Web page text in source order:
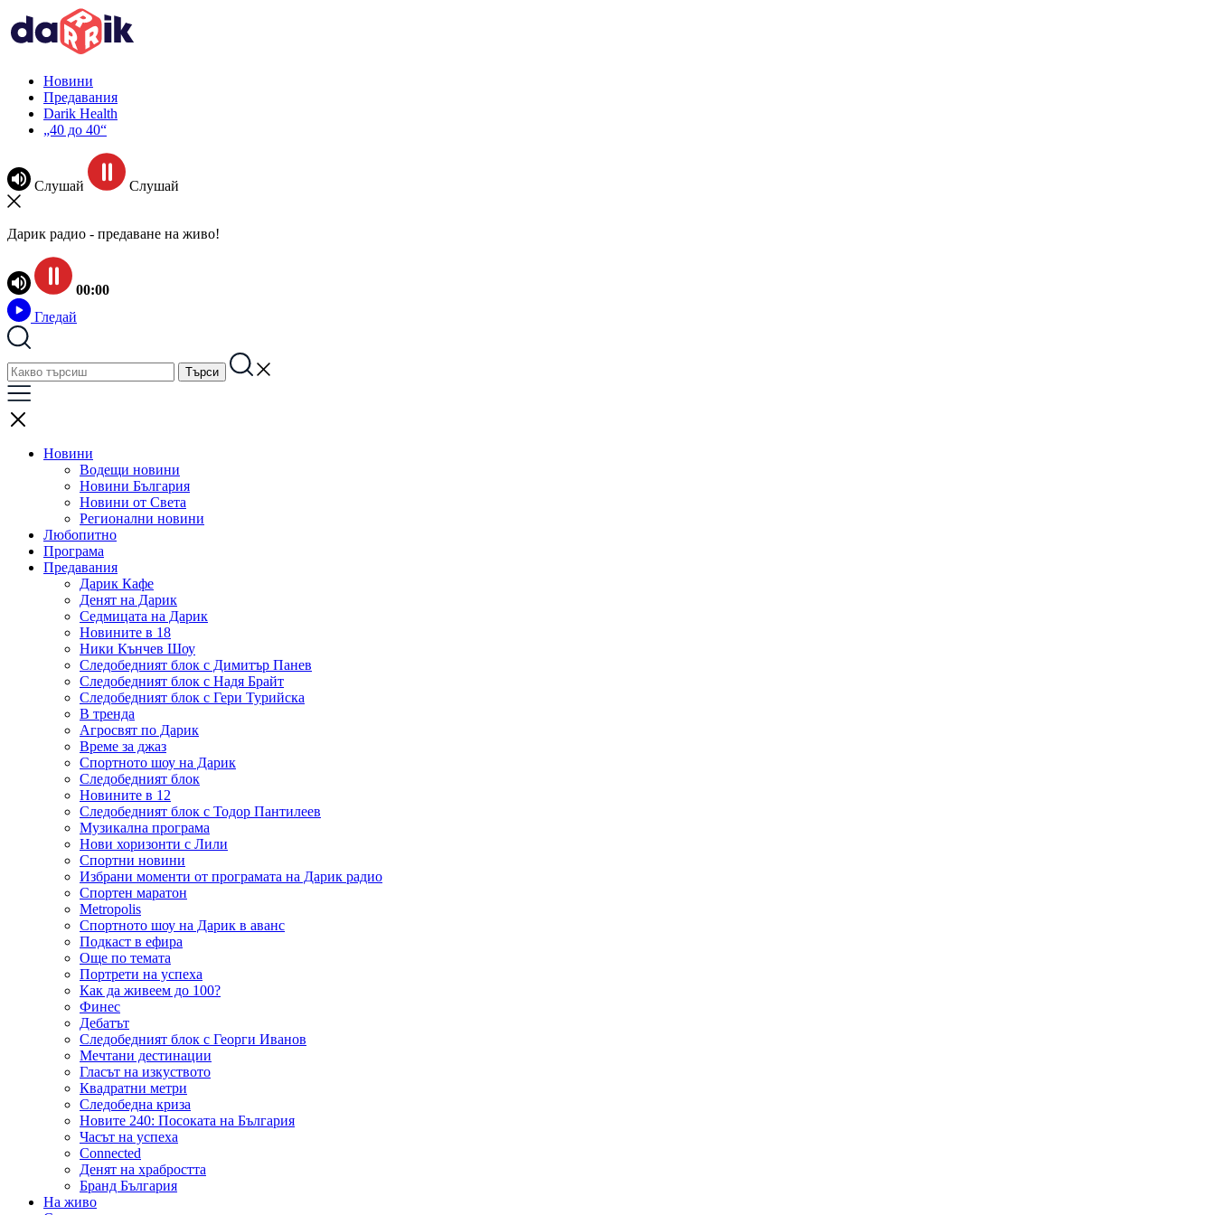
Новини
Предавания
Darik Health
„40 до 40“
Слушай Слушай
Дарик радио - предаване на живо!
00:00
Гледай
Новини
Водещи новини
Новини България
Новини от Света
Регионални новини
Любопитно
Програма
Предавания
Дарик Кафе
Денят на Дарик
Седмицата на Дарик
Новините в 18
Ники Кънчев Шоу
Следобедният блок с Димитър Панев
Следобедният блок с Надя Брайт
Следобедният блок с Гери Турийска
В тренда
Агросвят по Дарик
Време за джаз
Спортното шоу на Дарик
Следобедният блок
Новините в 12
Следобедният блок с Тодор Пантилеев
Музикална програма
Нови хоризонти с Лили
Спортни новини
Избрани моменти от програмата на Дарик радио
Спортен маратон
Metropolis
Спортното шоу на Дарик в аванс
Подкаст в ефира
Още по темата
Портрети на успеха
Как да живеем до 100?
Финес
Дебатът
Следобедният блок с Георги Иванов
Мечтани дестинации
Гласът на изкуството
Квадратни метри
Следобедна криза
Новите 240: Посоката на България
Часът на успеха
Connected
Денят на храбростта
Бранд България
На живо